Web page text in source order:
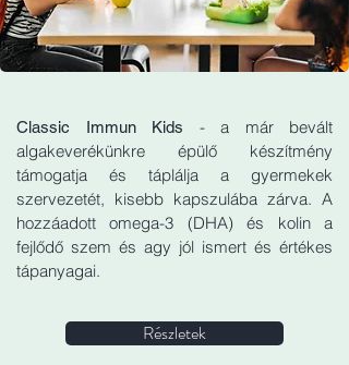
Classic Immun Kids
- a már bevált
algakeverékünkre épülő készítmény
támogatja és táplálja a gyermekek
szervezetét, kisebb kapszulába zárva. A
hozzáadott omega-3 (DHA) és kolin a
fejlődő szem és agy jól ismert és értékes
tápanyagai.
Részletek